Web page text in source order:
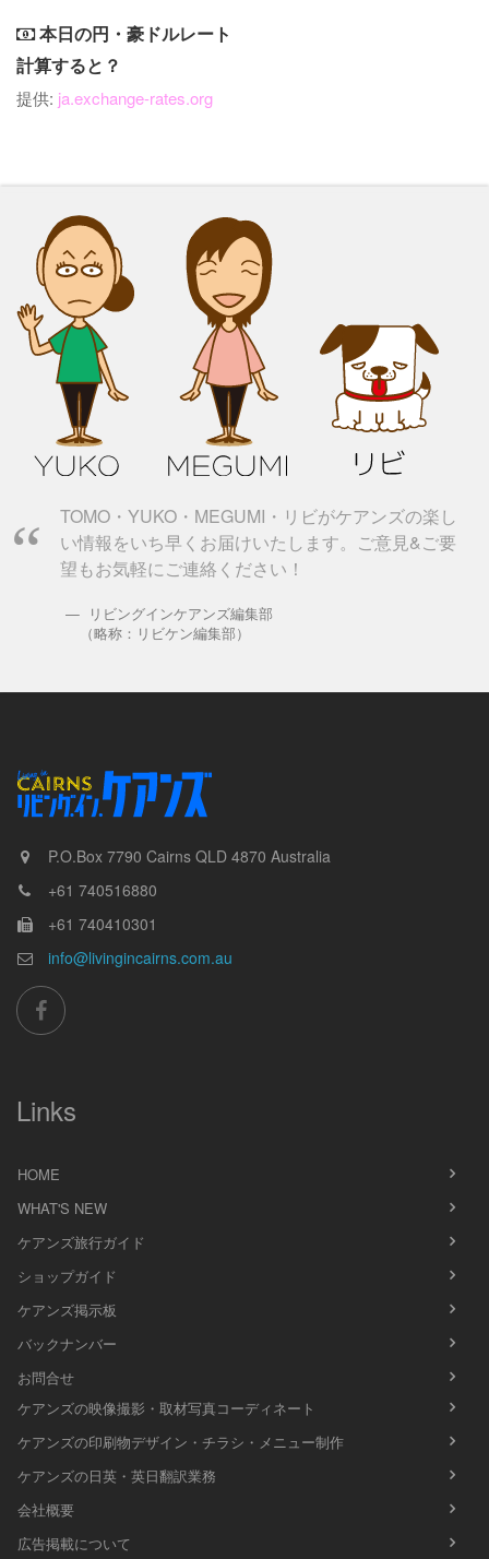
本日の円・豪ドルレート
計算すると？
提供: ja.exchange-rates.org
TOMO・YUKO・MEGUMI・リビがケアンズの楽し
い情報をいち早くお届けいたします。ご意見&ご要
望もお気軽にご連絡ください！
リビングインケアンズ編集部
（略称：リビケン編集部）
P.O.Box 7790 Cairns QLD 4870 Australia
+61 740516880
+61 740410301
info@livingincairns.com.au
Links
HOME
WHAT'S NEW
ケアンズ旅行ガイド
ショップガイド
ケアンズ掲示板
バックナンバー
お問合せ
ケアンズの映像撮影・取材写真コーディネート
ケアンズの印刷物デザイン・チラシ・メニュー制作
ケアンズの日英・英日翻訳業務
会社概要
広告掲載について